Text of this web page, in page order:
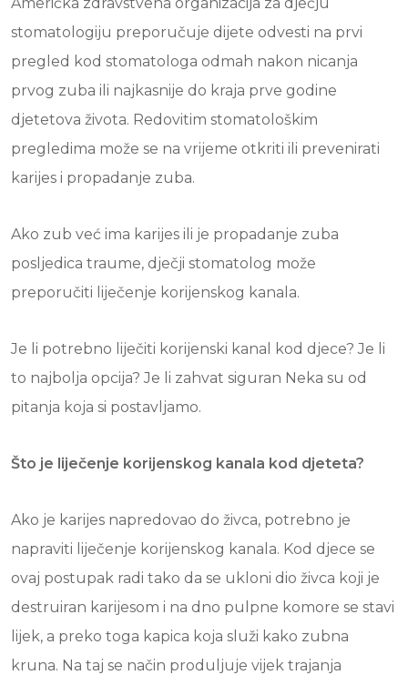
stomatologiju preporučuje dijete odvesti na prvi
pregled kod stomatologa odmah nakon nicanja
prvog zuba ili najkasnije do kraja prve godine
djetetova života. Redovitim stomatološkim
pregledima može se na vrijeme otkriti ili prevenirati
karijes i propadanje zuba.
Ako zub već ima karijes ili je propadanje zuba
posljedica traume, dječji stomatolog može
preporučiti liječenje korijenskog kanala.
Je li potrebno liječiti korijenski kanal kod djece? Je li
to najbolja opcija? Je li zahvat siguran Neka su od
pitanja koja si postavljamo.
Što je liječenje korijenskog kanala kod djeteta?
Ako je karijes napredovao do živca, potrebno je
napraviti liječenje korijenskog kanala. Kod djece se
ovaj postupak radi tako da se ukloni dio živca koji je
destruiran karijesom i na dno pulpne komore se stavi
lijek, a preko toga kapica koja služi kako zubna
kruna. Na taj se način produljuje vijek trajanja